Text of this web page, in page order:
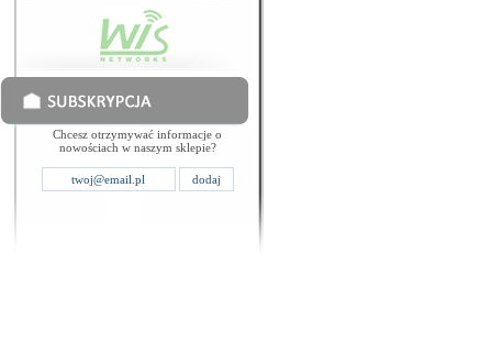
Chcesz otrzymywać informacje o
nowościach w naszym sklepie?